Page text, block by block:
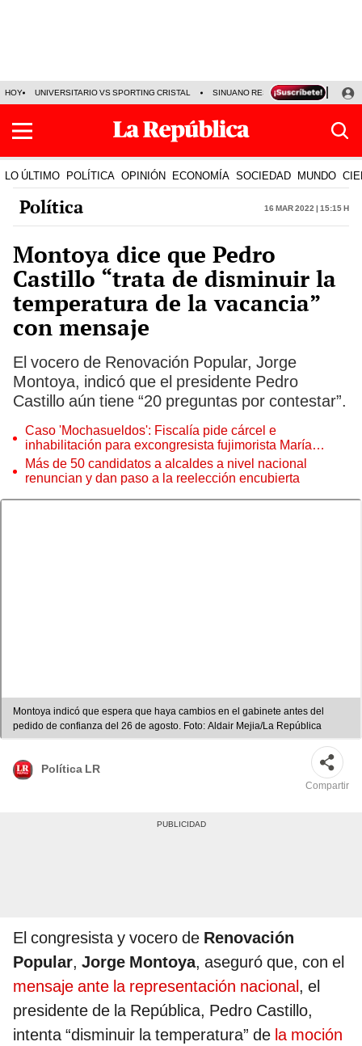
HOY UNIVERSITARIO VS SPORTING CRISTAL SINUANO RESULTADOS HOY
LO ÚLTIMO POLÍTICA OPINIÓN ECONOMÍA SOCIEDAD MUNDO
Política 16 Mar 2022 | 15:15 h
Montoya dice que Pedro
Castillo “trata de disminuir la
temperatura de la vacancia”
con mensaje
El vocero de Renovación Popular, Jorge
Montoya, indicó que el presidente Pedro
Castillo aún tiene “20 preguntas por contestar”.
Caso 'Mochasueldos': Fiscalía pide cárcel e
inhabilitación para excongresista fujimorista María
Cordero Jon Tay
Más de 50 candidatos a alcaldes a nivel nacional
renuncian y dan paso a la reelección encubierta
Montoya indicó que espera que haya cambios en el gabinete antes del
pedido de confianza del 26 de agosto. Foto: Aldair Mejia/La República
Política LR
Compartir
El congresista y vocero de Renovación
Popular, Jorge Montoya, aseguró que, con el
mensaje ante la representación nacional, el
presidente de la República, Pedro Castillo,
intenta “disminuir la temperatura” de la moción